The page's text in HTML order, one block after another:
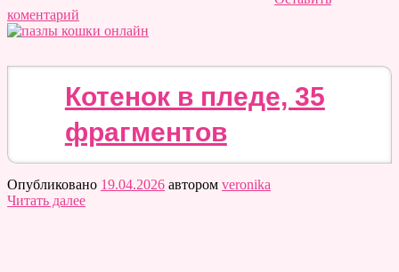
коментарий
Котенок в пледе, 35
фрагментов
Опубликовано 19.04.2026 автором veronika
Читать далее